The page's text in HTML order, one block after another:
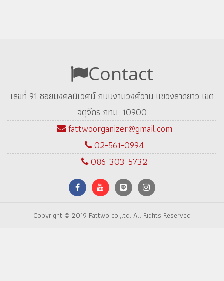
Contact
เลขที่ 91 ซอยมงคลนิเวศน์ ถนนงามวงศ์วาน แขวงลาดยาว เขต
จตุจักร กทม. 10900
fattwoorganizer@gmail.com
02-561-0994
086-303-5732
Copyright © 2019 Fattwo co.,ltd. All Rights Reserved